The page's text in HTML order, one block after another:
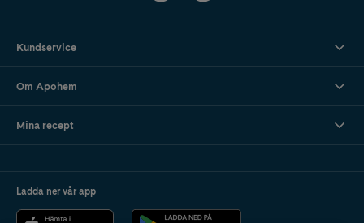
Kundservice
Om Apohem
Mina recept
Ladda ner vår app